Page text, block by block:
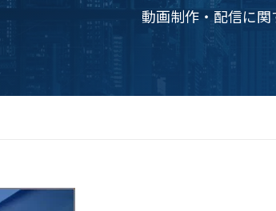
動画制作・配信に